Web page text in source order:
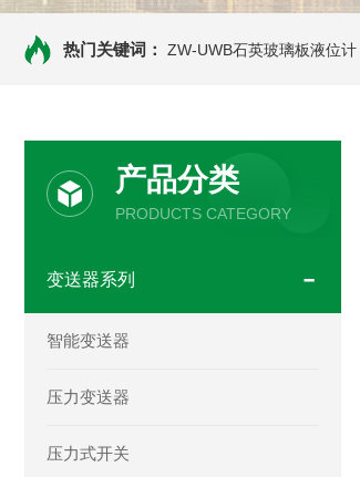
热门关键词： ZW-UWB石英玻璃板液位计
产品分类
PRODUCTS CATEGORY
变送器系列
智能变送器
压力变送器
压力式开关